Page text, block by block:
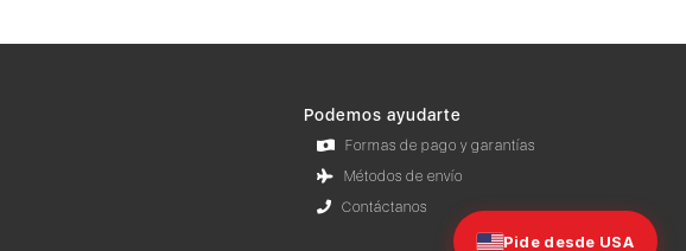
Podemos ayudarte
Formas de pago y garantías
Métodos de envío
Contáctanos
Pide desde USA